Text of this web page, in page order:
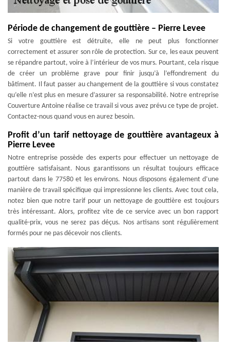
Période de changement de gouttière – Pierre Levee
Si votre gouttière est détruite, elle ne peut plus fonctionner
correctement et assurer son rôle de protection. Sur ce, les eaux peuvent
se répandre partout, voire à l’intérieur de vos murs. Pourtant, cela risque
de créer un problème grave pour finir jusqu’à l’effondrement du
bâtiment. Il faut passer au changement de la gouttière si vous constatez
qu’elle n’est plus en mesure d’assurer sa responsabilité. Notre entreprise
Couverture Antoine réalise ce travail si vous avez prévu ce type de projet.
Contactez-nous quand vous en aurez besoin.
Profit d’un tarif nettoyage de gouttière avantageux à
Pierre Levee
Notre entreprise possède des experts pour effectuer un nettoyage de
gouttière satisfaisant. Nous garantissons un résultat toujours efficace
partout dans le 77580 et les environs. Nous disposons également d’une
manière de travail spécifique qui impressionne les clients. Avec tout cela,
notez bien que notre tarif pour un nettoyage de gouttière est toujours
très intéressant. Alors, profitez vite de ce service avec un bon rapport
qualité-prix, vous ne serez pas déçus. Nos artisans sont régulièrement
formés pour ne pas décevoir nos clients.